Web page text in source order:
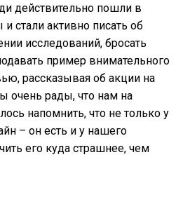
действительно пошли в
стали активно писать об
исследований, бросать
пример внимательного
рассказывая об акции на
очень рады, что нам на
напомнить, что не только у
– он есть и у нашего
его куда страшнее, чем